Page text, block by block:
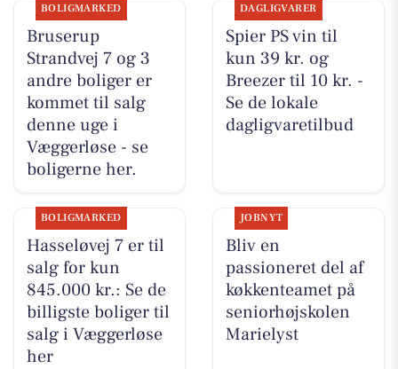
BOLIGMARKED
Bruserup
Strandvej 7 og 3
andre boliger er
kommet til salg
denne uge i
Væggerløse - se
boligerne her.
DAGLIGVARER
Spier PS vin til
kun 39 kr. og
Breezer til 10 kr. -
Se de lokale
dagligvaretilbud
BOLIGMARKED
Hasseløvej 7 er til
salg for kun
845.000 kr.: Se de
billigste boliger til
salg i Væggerløse
her
JOBNYT
Bliv en
passioneret del af
køkkenteamet på
seniorhøjskolen
Marielyst